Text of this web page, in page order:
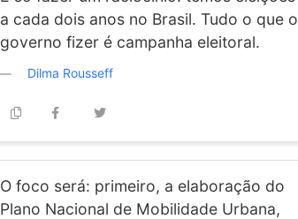
a cada dois anos no Brasil. Tudo o que o
governo fizer é campanha eleitoral.
Dilma Rousseff
O foco será: primeiro, a elaboração do
Plano Nacional de Mobilidade Urbana,